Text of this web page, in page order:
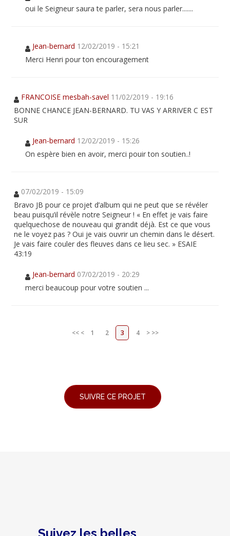
oui le Seigneur saura te parler, sera nous parler.......
Jean-bernard 12/02/2019 - 15:21
Merci Henri pour ton encouragement
FRANCOISE mesbah-savel 11/02/2019 - 19:16
BONNE CHANCE JEAN-BERNARD. TU VAS Y ARRIVER C EST
SUR
Jean-bernard 12/02/2019 - 15:26
On espère bien en avoir, merci pouir ton soutien..!
07/02/2019 - 15:09
Bravo JB pour ce projet d’album qui ne peut que se révéler
beau puisqu’il révèle notre Seigneur ! « En effet je vais faire
quelquechose de nouveau qui grandit déjà. Est ce que vous
ne le voyez pas ? Oui je vais ouvrir un chemin dans le désert.
Je vais faire couler des fleuves dans ce lieu sec. » ESAIE
43:19
Jean-bernard 07/02/2019 - 20:29
merci beaucoup pour votre soutien ...
<< < 1 2 3 4 > >>